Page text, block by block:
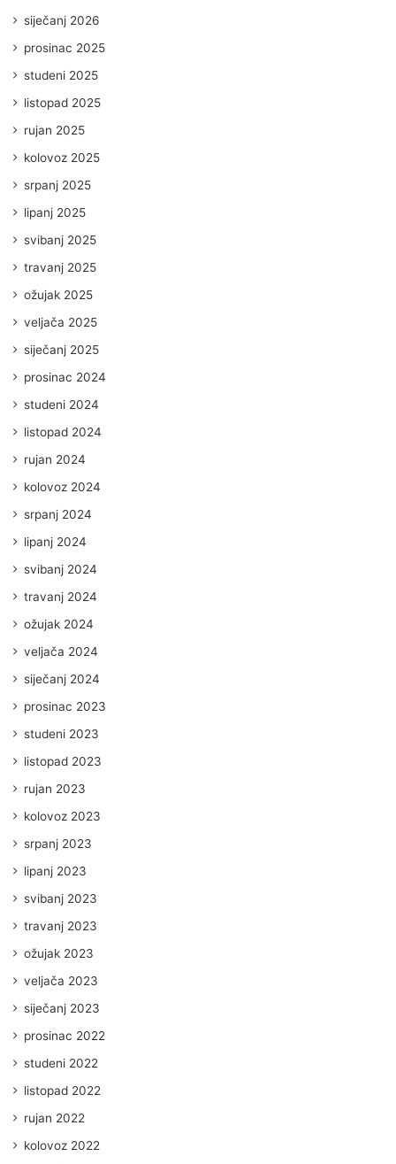
siječanj 2026
prosinac 2025
studeni 2025
listopad 2025
rujan 2025
kolovoz 2025
srpanj 2025
lipanj 2025
svibanj 2025
travanj 2025
ožujak 2025
veljača 2025
siječanj 2025
prosinac 2024
studeni 2024
listopad 2024
rujan 2024
kolovoz 2024
srpanj 2024
lipanj 2024
svibanj 2024
travanj 2024
ožujak 2024
veljača 2024
siječanj 2024
prosinac 2023
studeni 2023
listopad 2023
rujan 2023
kolovoz 2023
srpanj 2023
lipanj 2023
svibanj 2023
travanj 2023
ožujak 2023
veljača 2023
siječanj 2023
prosinac 2022
studeni 2022
listopad 2022
rujan 2022
kolovoz 2022